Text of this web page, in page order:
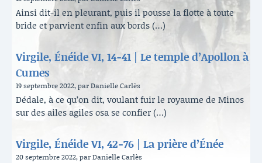
Ainsi dit-il en pleurant, puis il pousse la flotte à toute
bride et parvient enfin aux bords (…)
Virgile, Énéide VI, 14-41 | Le temple d’Apollon à
Cumes
19 septembre 2022, par Danielle Carlès
Dédale, à ce qu’on dit, voulant fuir le royaume de Minos
sur des ailes agiles osa se confier (…)
Virgile, Énéide VI, 42-76 | La prière d’Énée
20 septembre 2022, par Danielle Carlès